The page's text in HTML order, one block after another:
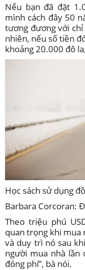
Nếu bạn đã đặt
mình cách đây 50
tương đương với
nhiên, nếu số tiền
khoảng 20.000 đô
Học sách sử dụng
Barbara Corcoran:
Theo triệu phú
quan trọng khi mua
và duy trì nó sau
người mua nhà lần
đóng phí”, bà nói.